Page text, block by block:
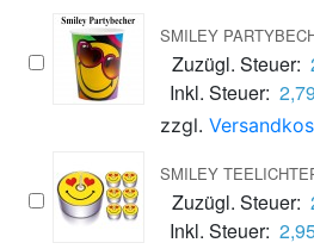
SMILEY
Zuzügl. Steuer:
Inkl. Steuer:
zzgl.
SMILEY
Zuzügl. Steuer:
Inkl. Steuer: